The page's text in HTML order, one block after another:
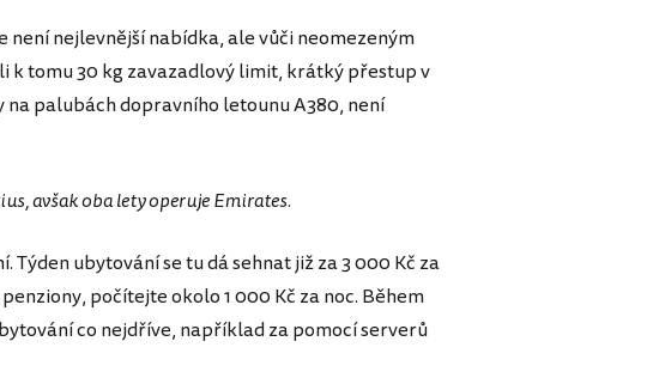
není nejlevnější nabídka, ale vůči neomezeným
tomu 30 kg zavazadlový limit, krátký přestup v
na palubách dopravního letounu A380, není
avšak oba lety operuje Emirates.
ubytování se tu dá sehnat již za 3 000 Kč za
počítejte okolo 1 000 Kč za noc. Během
co nejdříve, například za pomocí serverů